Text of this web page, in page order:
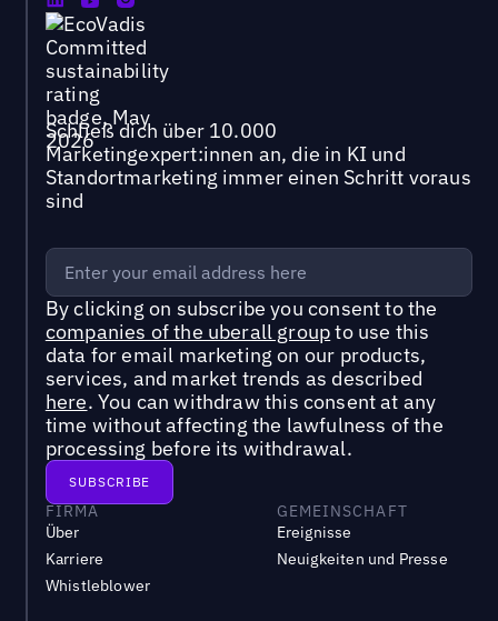
Schließ dich über 10.000
Marketingexpert:innen an, die in KI und
Standortmarketing immer einen Schritt voraus
sind
By clicking on subscribe you consent to the
companies of the uberall groupto use this
data for email marketing on our products,
services, and market trends as described
here. You can withdraw this consent at any
time without affecting the lawfulness of the
processing before its withdrawal.
FIRMA
Über
Karriere
Whistleblower
GEMEINSCHAFT
Ereignisse
Neuigkeiten und Presse